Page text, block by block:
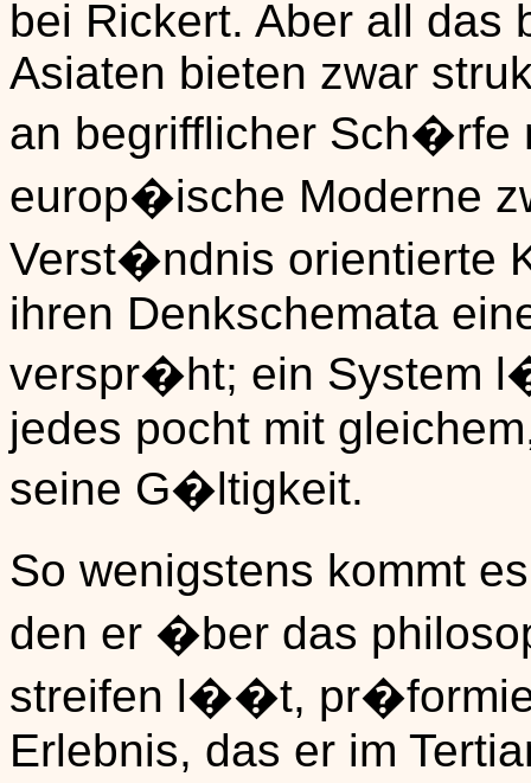
bei Rickert. Aber all das
Asiaten bieten zwar
an begrifflicher Sch�rfe
europ�ische Moderne
Verst�ndnis orientierte
ihren Denkschemata
verspr�ht; ein System
jedes pocht mit
seine G�ltigkeit.
So wenigstens kommt
den er �ber das
streifen l��t,
Erlebnis, das er im